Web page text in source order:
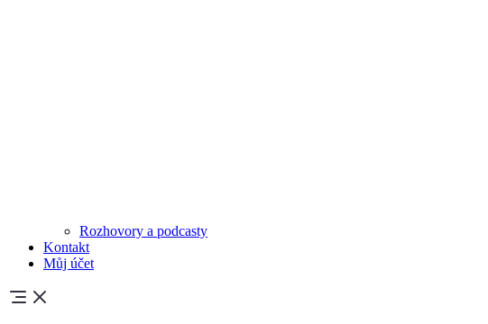
Rozhovory a podcasty
Kontakt
Můj účet